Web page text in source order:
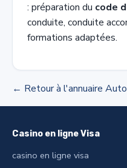
: préparation du code
conduite, conduite
formations adaptées.
← Retour à l'annuaire
Casino en ligne Visa
casino en ligne visa